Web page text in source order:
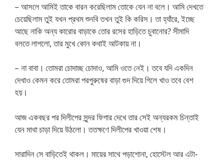
– আসলে আমিই তাকে বারন করেছিলাম তোকে যেন না বলে। আমি দেখতে
চেয়েছিলাম তুই যখন প্রথম শুনবি তখন তুই কি করিস। তা হ্যাঁরে, ইচ্ছে
আছে নাকি অন্য কারোর বাড়াকে তোর রসের হাড়িতে চুবানোর? সীমাদি
বলতে লাগলো, তার মুখে কোন কথাই আটকায় না।
– না বাবা। তোমরা চোদাচ্ছ চোদাও, আমি ওতে নেই। তবে যদি একদিন
দেখাও কেমন করে তোমরা পরপুরুষের বাড়া গুদ দিয়ে গিলে খাও তবে বেশ
হয়।
আজ একবছর পর দিলীপের সুন্দর ফিগার দেখে তার সেই অন্যরকম চিন্তাই
যেন মাথা চাড়া দিয়ে উঠলো। ততক্ষণে দিলীপের খাওয়া শেষ।
সারাদিন সে বাড়িতেই থাকল। মায়ের সাথে পড়াশোনা, হোস্টেল আর এটা-